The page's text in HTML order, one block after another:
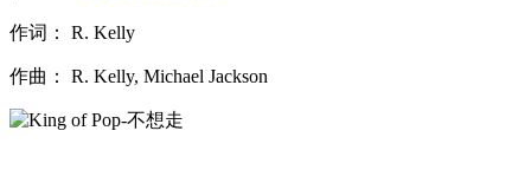
作词： R. Kelly
作曲： R. Kelly, Michael Jackson